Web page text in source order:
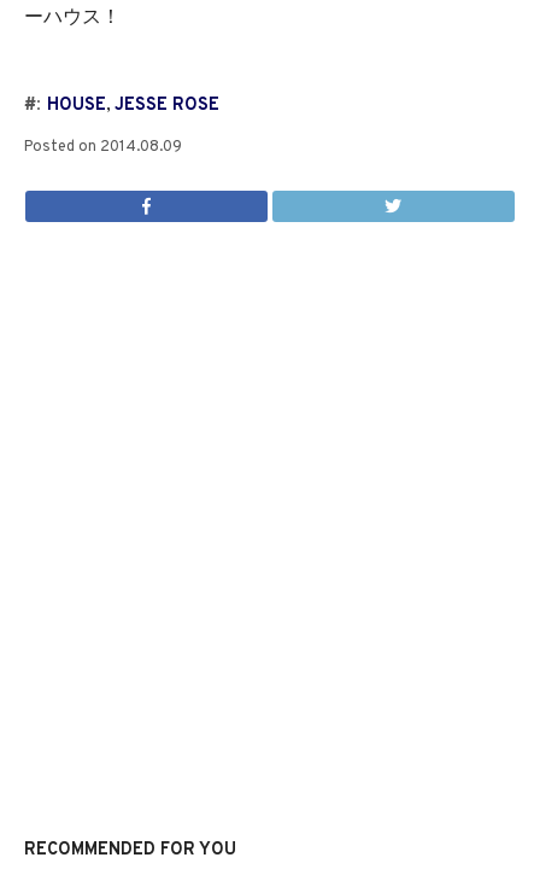
ーハウス！
#: HOUSE, JESSE ROSE
Posted on 2014.08.09
RECOMMENDED FOR YOU